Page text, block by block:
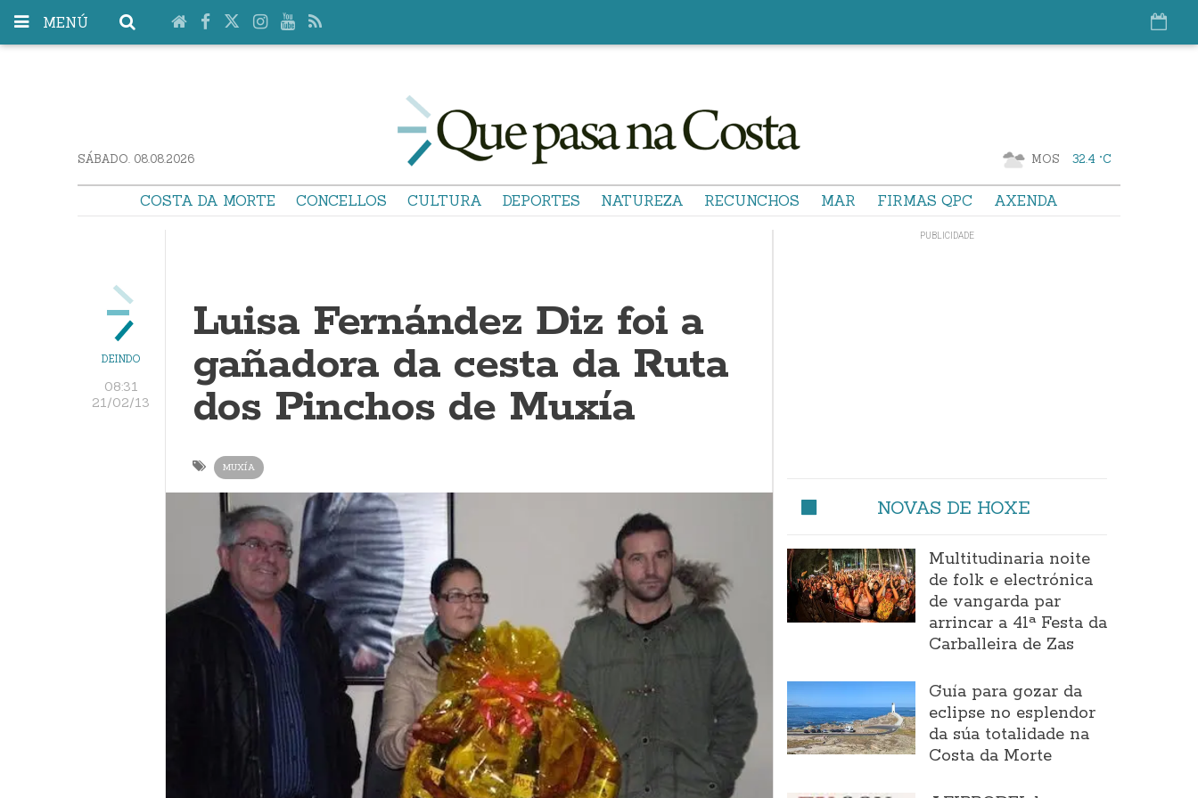
MENÚ
SÁBADO. 08.08.2026 MOS 32.4 °C
COSTA DA MORTE CONCELLOS CULTURA DEPORTES NATUREZA RECUNCHOS MAR FIRMAS QPC AXENDA
DEINDO
08:31
21/02/13
Luisa Fernández Diz foi a
gañadora da cesta da Ruta
dos Pinchos de Muxía
MUXÍA
NOVAS DE HOXE
Multitudinaria noite
de folk e electrónica
de vangarda par
arrincar a 41ª Festa da
Carballeira de Zas
Guía para gozar da
eclipse no esplendor
da súa totalidade na
Costa da Morte